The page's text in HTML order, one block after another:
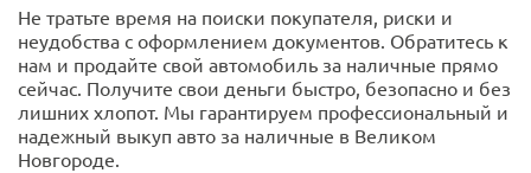
Не тратьте время на поиски покупателя, риски и
неудобства с оформлением документов. Обратитесь к
нам и продайте свой автомобиль за наличные прямо
сейчас. Получите свои деньги быстро, безопасно и без
лишних хлопот. Мы гарантируем профессиональный и
надежный выкуп авто за наличные в Великом
Новгороде.